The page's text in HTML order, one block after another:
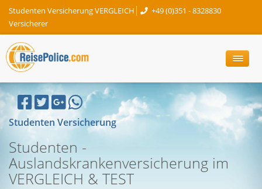
Studenten Versicherung VERGLEICH
+49 (0)351 - 8328830
Versicherer
Studenten Versicherung
Studenten -
Auslandskrankenversicherung im
VERGLEICH & TEST